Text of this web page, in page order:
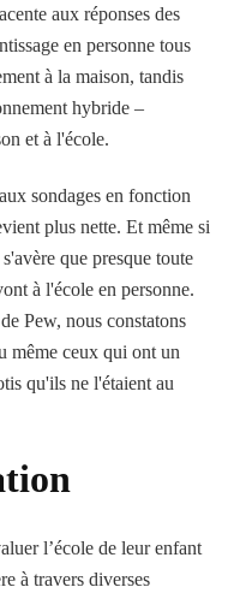
aux réponses des
en personne tous
à la maison, tandis
hybride –
et à l'école.
sondages en fonction
plus nette. Et même si
que presque toute
à l'école en personne.
Pew, nous constatons
même ceux qui ont un
qu'ils ne l'étaient au
l’école de leur enfant
à travers diverses